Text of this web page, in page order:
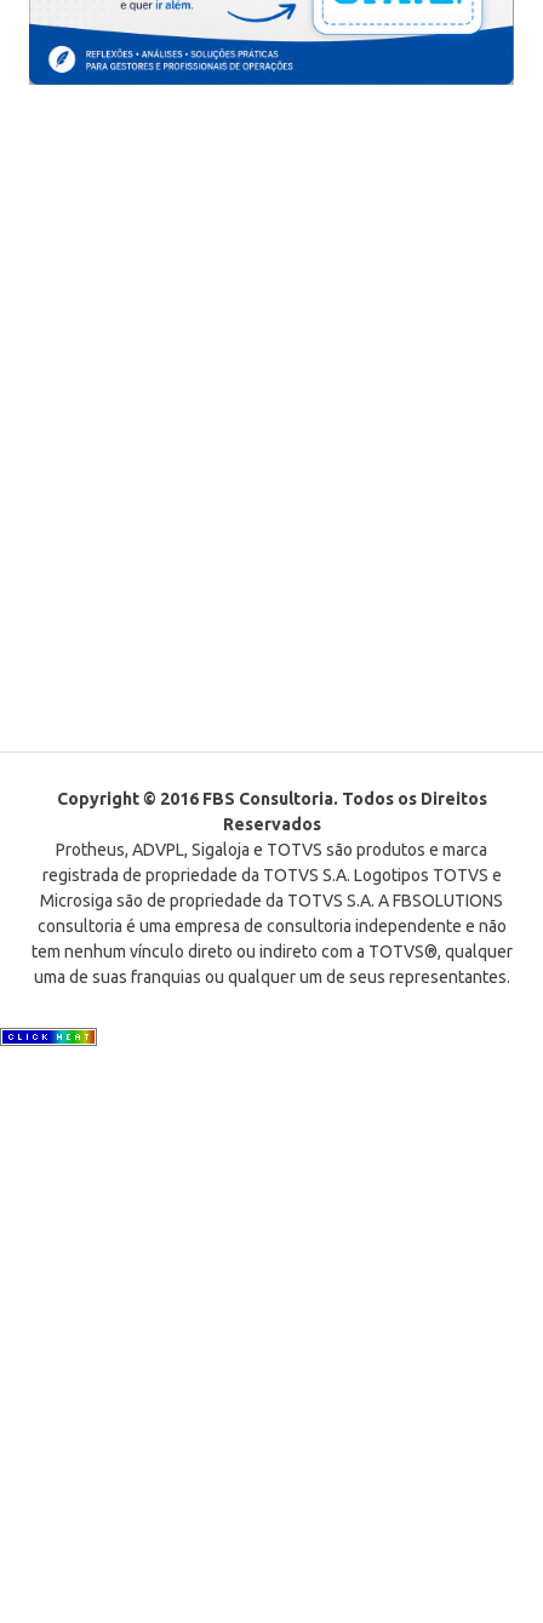
Copyright © 2016 FBS Consultoria. Todos os Direitos
Reservados
Protheus, ADVPL, Sigaloja e TOTVS são produtos e marca
registrada de propriedade da TOTVS S.A. Logotipos TOTVS e
Microsiga são de propriedade da TOTVS S.A. A FBSOLUTIONS
consultoria é uma empresa de consultoria independente e não
tem nenhum vínculo direto ou indireto com a TOTVS®, qualquer
uma de suas franquias ou qualquer um de seus representantes.